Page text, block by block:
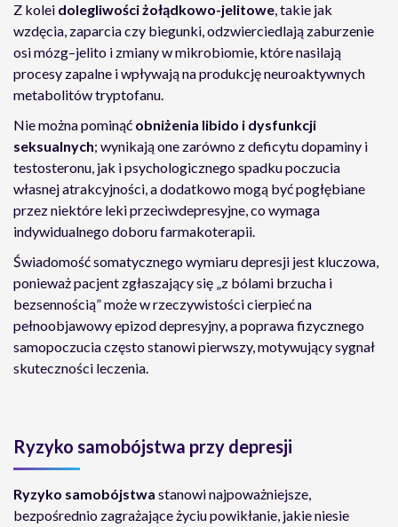
Z kolei dolegliwości żołądkowo-jelitowe, takie jak
wzdęcia, zaparcia czy biegunki, odzwierciedlają zaburzenie
osi mózg–jelito i zmiany w mikrobiomie, które nasilają
procesy zapalne i wpływają na produkcję neuroaktywnych
metabolitów tryptofanu.
Nie można pominąć obniżenia libido i dysfunkcji
seksualnych; wynikają one zarówno z deficytu dopaminy i
testosteronu, jak i psychologicznego spadku poczucia
własnej atrakcyjności, a dodatkowo mogą być pogłębiane
przez niektóre leki przeciwdepresyjne, co wymaga
indywidualnego doboru farmakoterapii.
Świadomość somatycznego wymiaru depresji jest kluczowa,
ponieważ pacjent zgłaszający się „z bólami brzucha i
bezsennością” może w rzeczywistości cierpieć na
pełnoobjawowy epizod depresyjny, a poprawa fizycznego
samopoczucia często stanowi pierwszy, motywujący sygnał
skuteczności leczenia.
Ryzyko samobójstwa przy depresji
Ryzyko samobójstwa stanowi najpoważniejsze,
bezpośrednio zagrażające życiu powikłanie, jakie niesie